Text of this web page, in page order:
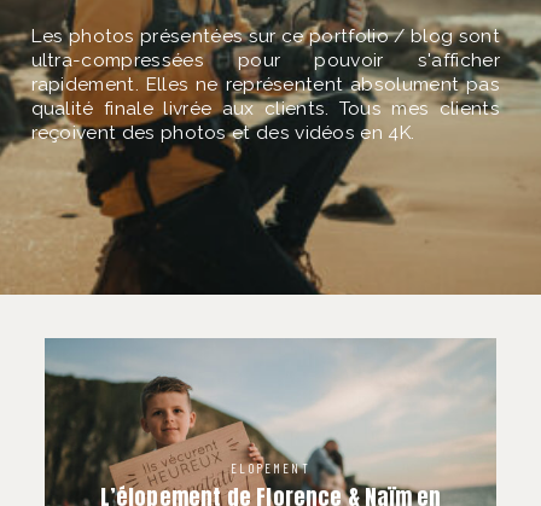
CONTACT
Les photos présentées sur ce portfolio / blog sont
ultra-compressées pour pouvoir s'afficher
rapidement. Elles ne représentent absolument pas
qualité finale livrée aux clients. Tous mes clients
reçoivent des photos et des vidéos en 4K.
ELOPEMENT
L’élopement de Florence & Naïm en